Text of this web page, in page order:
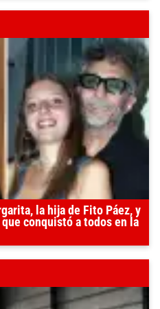
la hija de Fito Páez, y
conquistó a todos en la